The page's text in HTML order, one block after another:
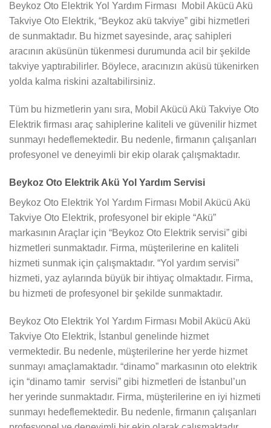
Beykoz Oto Elektrik Yol Yardım Firması Mobil Akücü Akü
Takviye Oto Elektrik, “Beykoz akü takviye” gibi hizmetleri
de sunmaktadır. Bu hizmet sayesinde, araç sahipleri
aracının aküsünün tükenmesi durumunda acil bir şekilde
takviye yaptırabilirler. Böylece, aracınızın aküsü tükenirken
yolda kalma riskini azaltabilirsiniz.
Tüm bu hizmetlerin yanı sıra, Mobil Akücü Akü Takviye Oto
Elektrik firması araç sahiplerine kaliteli ve güvenilir hizmet
sunmayı hedeflemektedir. Bu nedenle, firmanın çalışanları
profesyonel ve deneyimli bir ekip olarak çalışmaktadır.
Beykoz Oto Elektrik Akü Yol Yardım Servisi
Beykoz Oto Elektrik Yol Yardım Firması Mobil Akücü Akü
Takviye Oto Elektrik, profesyonel bir ekiple “Akü”
markasının Araçlar için “Beykoz Oto Elektrik servisi” gibi
hizmetleri sunmaktadır. Firma, müşterilerine en kaliteli
hizmeti sunmak için çalışmaktadır. “Yol yardım servisi”
hizmeti, yaz aylarında büyük bir ihtiyaç olmaktadır. Firma,
bu hizmeti de profesyonel bir şekilde sunmaktadır.
Beykoz Oto Elektrik Yol Yardım Firması Mobil Akücü Akü
Takviye Oto Elektrik, İstanbul genelinde hizmet
vermektedir. Bu nedenle, müşterilerine her yerde hizmet
sunmayı amaçlamaktadır. “dinamo” markasının oto elektrik
için “dinamo tamir servisi” gibi hizmetleri de İstanbul’un
her yerinde sunmaktadır. Firma, müşterilerine en iyi hizmeti
sunmayı hedeflemektedir. Bu nedenle, firmanın çalışanları